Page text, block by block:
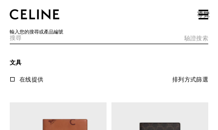
SKIP TO FOOTER CONTENT
跳至主導覽
導覽
輸入您的搜尋或產品編號
驗證搜索
文具
在线提供 排列方式篩選
歐洲